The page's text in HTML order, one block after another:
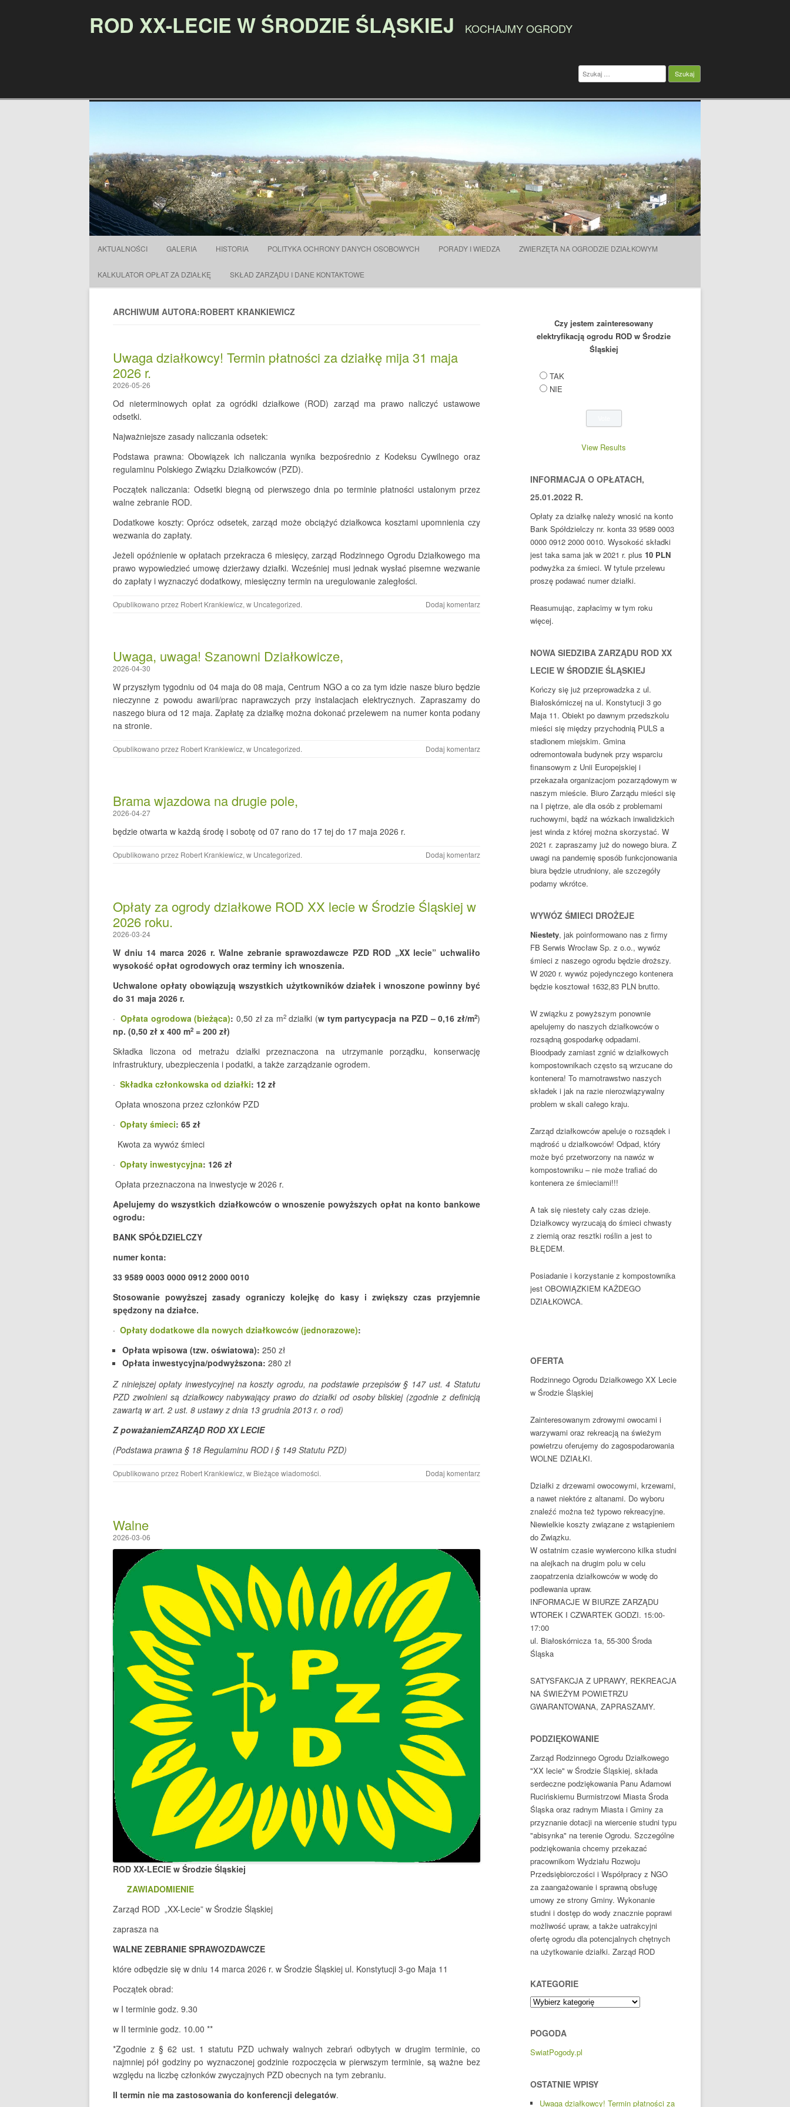
ROD XX-LECIE W ŚRODZIE ŚLĄSKIEJ KOCHAJMY OGRODY
Szukaj:
Przejdź do treści
AKTUALNOŚCI GALERIA HISTORIA POLITYKA OCHRONY DANYCH OSOBOWYCH PORADY I WIEDZA ZWIERZĘTA NA OGRODZIE DZIAŁKOWYM
KALKULATOR OPŁAT ZA DZIAŁKĘ SKŁAD ZARZĄDU I DANE KONTAKTOWE
ARCHIWUM AUTORA:ROBERT KRANKIEWICZ
Uwaga działkowcy! Termin płatności za działkę mija 31 maja
2026 r.
2026-05-26
Od nieterminowych opłat za ogródki działkowe (ROD) zarząd ma prawo naliczyć ustawowe
odsetki.
Najważniejsze zasady naliczania odsetek:
Podstawa prawna: Obowiązek ich naliczania wynika bezpośrednio z Kodeksu Cywilnego oraz
regulaminu Polskiego Związku Działkowców (PZD).
Początek naliczania: Odsetki biegną od pierwszego dnia po terminie płatności ustalonym przez
walne zebranie ROD.
Dodatkowe koszty: Oprócz odsetek, zarząd może obciążyć działkowca kosztami upomnienia czy
wezwania do zapłaty.
Jeżeli opóźnienie w opłatach przekracza 6 miesięcy, zarząd Rodzinnego Ogrodu Działkowego ma
prawo wypowiedzieć umowę dzierżawy działki. Wcześniej musi jednak wysłać pisemne wezwanie
do zapłaty i wyznaczyć dodatkowy, miesięczny termin na uregulowanie zaległości.
Opublikowano przez Robert Krankiewicz, w Uncategorized. Dodaj komentarz
Uwaga, uwaga! Szanowni Działkowicze,
2026-04-30
W przyszłym tygodniu od 04 maja do 08 maja, Centrum NGO a co za tym idzie nasze biuro będzie
nieczynne z powodu awarii/prac naprawczych przy instalacjach elektrycznych. Zapraszamy do
naszego biura od 12 maja. Zapłatę za działkę można dokonać przelewem na numer konta podany
na stronie.
Opublikowano przez Robert Krankiewicz, w Uncategorized. Dodaj komentarz
Brama wjazdowa na drugie pole,
2026-04-27
będzie otwarta w każdą środę i sobotę od 07 rano do 17 tej do 17 maja 2026 r.
Opublikowano przez Robert Krankiewicz, w Uncategorized. Dodaj komentarz
Opłaty za ogrody działkowe ROD XX lecie w Środzie Śląskiej w
2026 roku.
2026-03-24
W dniu 14 marca 2026 r. Walne zebranie sprawozdawcze PZD ROD „XX lecie” uchwaliło
wysokość opłat ogrodowych oraz terminy ich wnoszenia.
Uchwalone opłaty obowiązują wszystkich użytkowników działek i wnoszone powinny być
do 31 maja 2026 r.
·Opłata ogrodowa (bieżąca): 0,50 zł za m2działki (w tym partycypacja na PZD – 0,16 zł/m2)
np. (0,50 zł x 400 m2 = 200 zł)
Składka liczona od metrażu działki przeznaczona na utrzymanie porządku, konserwację
infrastruktury, ubezpieczenia i podatki, a także zarządzanie ogrodem.
· Składka członkowska od działki: 12 zł
Opłata wnoszona przez członków PZD
· Opłaty śmieci: 65 zł
Kwota za wywóz śmieci
· Opłaty inwestycyjna: 126 zł
Opłata przeznaczona na inwestycje w 2026 r.
Apelujemy do wszystkich działkowców o wnoszenie powyższych opłat na konto bankowe
ogrodu:
BANK SPÓŁDZIELCZY
numer konta:
33 9589 0003 0000 0912 2000 0010
Stosowanie powyższej zasady ograniczy kolejkę do kasy i zwiększy czas przyjemnie
spędzony na działce.
· Opłaty dodatkowe dla nowych działkowców (jednorazowe):
Opłata wpisowa (tzw. oświatowa): 250 zł
Opłata inwestycyjna/podwyższona: 280 zł
Z niniejszej opłaty inwestycyjnej na koszty ogrodu, na podstawie przepisów § 147 ust. 4 Statutu
PZD zwolnieni są działkowcy nabywający prawo do działki od osoby bliskiej (zgodnie z definicją
zawartą w art. 2 ust. 8 ustawy z dnia 13 grudnia 2013 r. o rod)
Z poważaniemZARZĄD ROD XX LECIE
(Podstawa prawna § 18 Regulaminu ROD i § 149 Statutu PZD)
Opublikowano przez Robert Krankiewicz, w Bieżące wiadomości. Dodaj komentarz
Walne
2026-03-06
ROD XX-LECIE w Środzie Śląskiej
ZAWIADOMIENIE
Zarząd ROD „XX-Lecie” w Środzie Śląskiej
zaprasza na
WALNE ZEBRANIE SPRAWOZDAWCZE
które odbędzie się w dniu 14 marca 2026 r. w Środzie Śląskiej ul. Konstytucji 3-go Maja 11
Początek obrad:
w I terminie godz. 9.30
w II terminie godz. 10.00 **
*Zgodnie z § 62 ust. 1 statutu PZD uchwały walnych zebrań odbytych w drugim terminie, co
najmniej pół godziny po wyznaczonej godzinie rozpoczęcia w pierwszym terminie, są ważne bez
względu na liczbę członków zwyczajnych PZD obecnych na tym zebraniu.
II termin nie ma zastosowania do konferencji delegatów.
Czy jestem zainteresowany
elektryfikacją ogrodu ROD w Środzie
Śląskiej
TAK
NIE
View Results
INFORMACJA O OPŁATACH,
25.01.2022 R.
Opłaty za działkę należy wnosić na konto
Bank Spółdzielczy nr. konta 33 9589 0003
0000 0912 2000 0010. Wysokość składki
jest taka sama jak w 2021 r. plus 10 PLN
podwyżka za śmieci. W tytule przelewu
proszę podawać numer działki.
Reasumując, zapłacimy w tym roku
więcej.
NOWA SIEDZIBA ZARZĄDU ROD XX
LECIE W ŚRODZIE ŚLĄSKIEJ
Kończy się już przeprowadzka z ul.
Białoskórniczej na ul. Konstytucji 3 go
Maja 11. Obiekt po dawnym przedszkolu
mieści się między przychodnią PULS a
stadionem miejskim. Gmina
odremontowała budynek przy wsparciu
finansowym z Unii Europejskiej i
przekazała organizacjom pozarządowym w
naszym mieście. Biuro Zarządu mieści się
na I piętrze, ale dla osób z problemami
ruchowymi, bądź na wózkach inwalidzkich
jest winda z której można skorzystać. W
2021 r. zapraszamy już do nowego biura. Z
uwagi na pandemię sposób funkcjonowania
biura będzie utrudniony, ale szczegóły
podamy wkrótce.
WYWÓZ ŚMIECI DROŻEJE
Niestety, jak poinformowano nas z firmy
FB Serwis Wrocław Sp. z o.o., wywóz
śmieci z naszego ogrodu będzie droższy.
W 2020 r. wywóz pojedynczego kontenera
będzie kosztował 1632,83 PLN brutto.
W związku z powyższym ponownie
apelujemy do naszych działkowców o
rozsądną gospodarkę odpadami.
Bioodpady zamiast zgnić w działkowych
kompostownikach często są wrzucane do
kontenera! To marnotrawstwo naszych
składek i jak na razie nierozwiązywalny
problem w skali całego kraju.
Zarząd działkowców apeluje o rozsądek i
mądrość u działkowców! Odpad, który
może być przetworzony na nawóz w
kompostowniku – nie może trafiać do
kontenera ze śmieciami!!!
A tak się niestety cały czas dzieje.
Działkowcy wyrzucają do śmieci chwasty
z ziemią oraz resztki roślin a jest to
BŁĘDEM.
Posiadanie i korzystanie z kompostownika
jest OBOWIĄZKIEM KAŻDEGO
DZIAŁKOWCA.
OFERTA
Rodzinnego Ogrodu Działkowego XX Lecie
w Środzie Śląskiej
Zainteresowanym zdrowymi owocami i
warzywami oraz rekreacją na świeżym
powietrzu oferujemy do zagospodarowania
WOLNE DZIAŁKI.
Działki z drzewami owocowymi, krzewami,
a nawet niektóre z altanami. Do wyboru
znaleźć można też typowo rekreacyjne.
Niewielkie koszty związane z wstąpieniem
do Związku.
W ostatnim czasie wywiercono kilka studni
na alejkach na drugim polu w celu
zaopatrzenia działkowców w wodę do
podlewania upraw.
INFORMACJE W BIURZE ZARZĄDU
WTOREK I CZWARTEK GODZI. 15:00-
17:00
ul. Białoskórnicza 1a, 55-300 Środa
Śląska
SATYSFAKCJA Z UPRAWY, REKREACJA
NA ŚWIEŻYM POWIETRZU
GWARANTOWANA, ZAPRASZAMY.
PODZIĘKOWANIE
Zarząd Rodzinnego Ogrodu Działkowego
"XX lecie" w Środzie Śląskiej, składa
serdeczne podziękowania Panu Adamowi
Rucińskiemu Burmistrzowi Miasta Środa
Śląska oraz radnym Miasta i Gminy za
przyznanie dotacji na wiercenie studni typu
"abisynka" na terenie Ogrodu. Szczególne
podziękowania chcemy przekazać
pracownikom Wydziału Rozwoju
Przedsiębiorczości i Współpracy z NGO
za zaangażowanie i sprawną obsługę
umowy ze strony Gminy. Wykonanie
studni i dostęp do wody znacznie poprawi
możliwość upraw, a także uatrakcyjni
ofertę ogrodu dla potencjalnych chętnych
na użytkowanie działki. Zarząd ROD
KATEGORIE
Kategorie
POGODA
SwiatPogody.pl
OSTATNIE WPISY
Uwaga działkowcy! Termin płatności za